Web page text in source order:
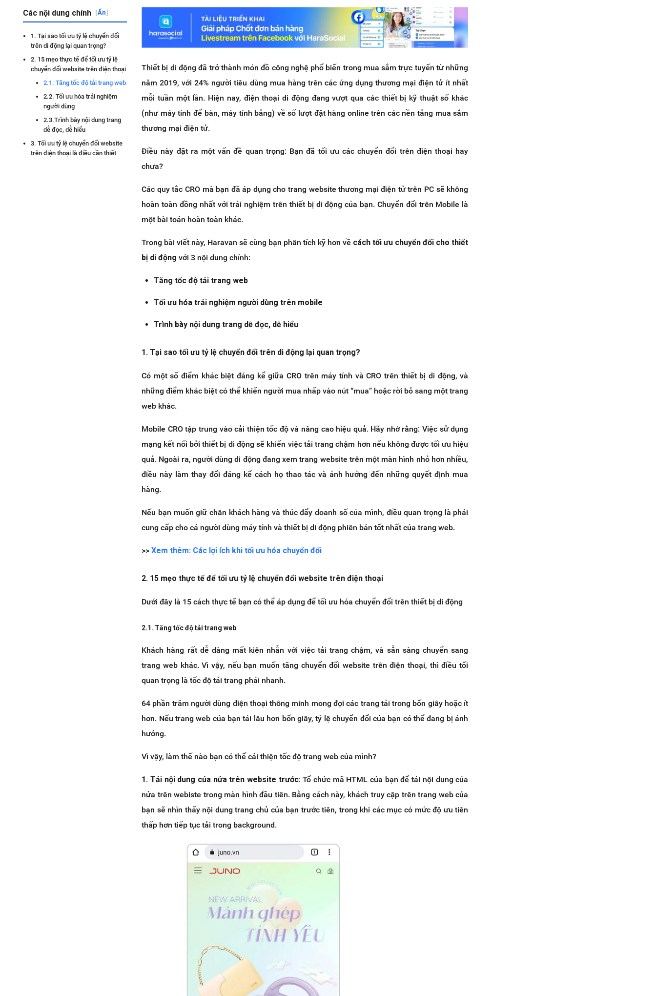
Các nội dung chính [Ẩn]
1. Tại sao tối ưu tỷ lệ chuyển đổi
trên di động lại quan trọng?
2. 15 mẹo thực tế để tối ưu tỷ lệ
chuyển đổi website trên điện thoại
2.1. Tăng tốc độ tải trang web
2.2. Tối ưu hóa trải nghiệm
người dùng
2.3.Trình bày nội dung trang
dễ đọc, dễ hiểu
3. Tối ưu tỷ lệ chuyển đổi website
trên điện thoại là điều cần thiết
Thiết bị di động đã trở thành món đồ công nghệ phổ biến trong mua sắm trực tuyến từ những
năm 2019, với 24% người tiêu dùng mua hàng trên các ứng dụng thương mại điện tử ít nhất
mỗi tuần một lần. Hiện nay, điện thoại di động đang vượt qua các thiết bị kỹ thuật số khác
(như máy tính để bàn, máy tính bảng) về số lượt đặt hàng online trên các nền tảng mua sắm
thương mại điện tử.
Điều này đặt ra một vấn đề quan trọng: Bạn đã tối ưu các chuyển đổi trên điện thoại hay
chưa?
Các quy tắc CRO mà bạn đã áp dụng cho trang website thương mại điện tử trên PC sẽ không
hoàn toàn đồng nhất với trải nghiệm trên thiết bị di động của bạn. Chuyển đổi trên Mobile là
một bài toán hoàn toàn khác.
Trong bài viết này, Haravan sẽ cùng bạn phân tích kỹ hơn về cách tối ưu chuyển đổi cho thiết
bị di động với 3 nội dung chính:
Tăng tốc độ tải trang web
Tối ưu hóa trải nghiệm người dùng trên mobile
Trình bày nội dung trang dễ đọc, dễ hiểu
1. Tại sao tối ưu tỷ lệ chuyển đổi trên di động lại quan trọng?
Có một số điểm khác biệt đáng kể giữa CRO trên máy tính và CRO trên thiết bị di động, và
những điểm khác biệt có thể khiến người mua nhấp vào nút “mua” hoặc rời bỏ sang một trang
web khác.
Mobile CRO tập trung vào cải thiện tốc độ và nâng cao hiệu quả. Hãy nhớ rằng: Việc sử dụng
mạng kết nối bởi thiết bị di động sẽ khiến việc tải trang chậm hơn nếu không được tối ưu hiệu
quả. Ngoài ra, người dùng di động đang xem trang website trên một màn hình nhỏ hơn nhiều,
điều này làm thay đổi đáng kể cách họ thao tác và ảnh hưởng đến những quyết định mua
hàng.
Nếu bạn muốn giữ chân khách hàng và thúc đẩy doanh số của mình, điều quan trọng là phải
cung cấp cho cả người dùng máy tính và thiết bị di động phiên bản tốt nhất của trang web.
>>Xem thêm: Các lợi ích khi tối ưu hóa chuyển đổi
2. 15 mẹo thực tế để tối ưu tỷ lệ chuyển đổi website trên điện thoại
Dưới đây là 15 cách thực tế bạn có thể áp dụng để tối ưu hóa chuyển đổi trên thiết bị di động
2.1. Tăng tốc độ tải trang web
Khách hàng rất dễ dàng mất kiên nhẫn với việc tải trang chậm, và sẵn sàng chuyển sang
trang web khác. Vì vậy, nếu bạn muốn tăng chuyển đổi website trên điện thoại, thì điều tối
quan trọng là tốc độ tải trang phải nhanh.
64 phần trăm người dùng điện thoại thông minh mong đợi các trang tải trong bốn giây hoặc ít
hơn. Nếu trang web của bạn tải lâu hơn bốn giây, tỷ lệ chuyển đổi của bạn có thể đang bị ảnh
hưởng.
Vì vậy, làm thế nào bạn có thể cải thiện tốc độ trang web của mình?
1. Tải nội dung của nửa trên website trước: Tổ chức mã HTML của bạn để tải nội dung của
nửa trên webiste trong màn hình đầu tiên. Bằng cách này, khách truy cập trên trang web của
bạn sẽ nhìn thấy nội dung trang chủ của bạn trước tiên, trong khi các mục có mức độ ưu tiên
thấp hơn tiếp tục tải trong background.